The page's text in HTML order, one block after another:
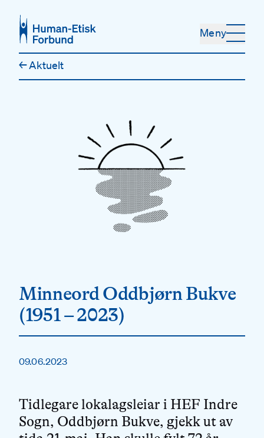
Meny
←Aktuelt
Minneord Oddbjørn Bukve
(1951 – 2023)
09.06.2023
Tidlegare lokalagsleiar i HEF Indre
Sogn, Oddbjørn Bukve, gjekk ut av